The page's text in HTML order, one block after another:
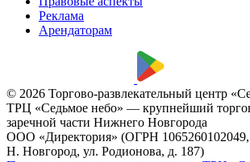
Реклама
Арендаторам
© 2026 Торгово-развлекательный центр
ТРЦ «Седьмое небо» — крупнейший
заречной части Нижнего Новгорода
ООО «Директория» (ОГРН 1065260102049,
Н. Новгород, ул. Родионова, д. 187)